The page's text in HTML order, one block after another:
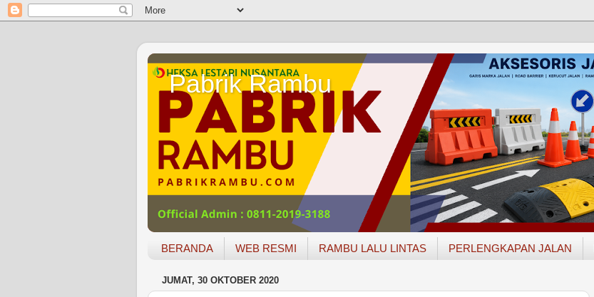
Pabrik Rambu
BERANDA WEB RESMI RAMBU LALU LINTAS PERLENGKAPAN JALAN
JUMAT, 30 OKTOBER 2020